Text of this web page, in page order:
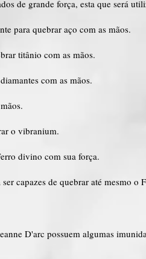
de grande força, esta que será
para quebrar aço com as mãos.
titânio com as mãos.
com as mãos.
o vibranium.
divino com sua força.
capazes de quebrar até mesmo o
D'arc possuem algumas